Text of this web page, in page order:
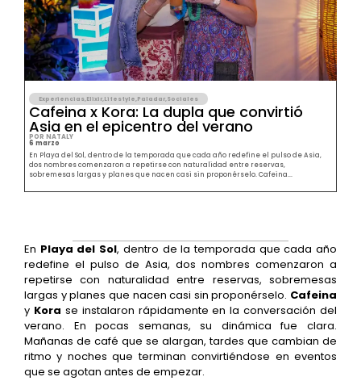
Experiencias Elixir Lifestyle Paladar Sociales
Cafeina x Kora: La dupla que convirtió
Asia en el epicentro del verano
POR NATALY
6 marzo
En Playa del Sol, dentro de la temporada que cada año redefine el pulso de Asia,
dos nombres comenzaron a repetirse con naturalidad entre reservas,
sobremesas largas y planes que nacen casi sin proponérselo. Cafeina...
En Playa del Sol, dentro de la temporada que cada año
redefine el pulso de Asia, dos nombres comenzaron a
repetirse con naturalidad entre reservas, sobremesas
largas y planes que nacen casi sin proponérselo. Cafeina
y Kora se instalaron rápidamente en la conversación del
verano. En pocas semanas, su dinámica fue clara.
Mañanas de café que se alargan, tardes que cambian de
ritmo y noches que terminan convirtiéndose en eventos
que se agotan antes de empezar.